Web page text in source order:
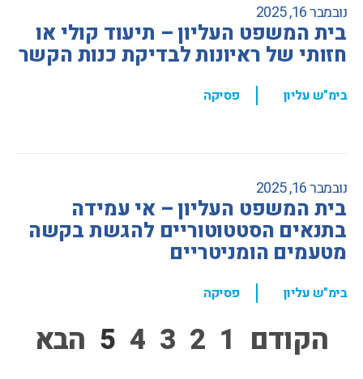
נובמבר 16, 2025
בית המשפט העליון – תיעוד קולי או
חזותי של ראיונות לבדיקת כנות הקשר
בימ"ש עליון , פסיקה
נובמבר 16, 2025
בית המשפט העליון – אי עמידה
בתנאים הסטטוטוריים להגשת בקשה
מטעמים הומניטריים
בימ"ש עליון , פסיקה
הקודם 1
2
3
4
5 הבא